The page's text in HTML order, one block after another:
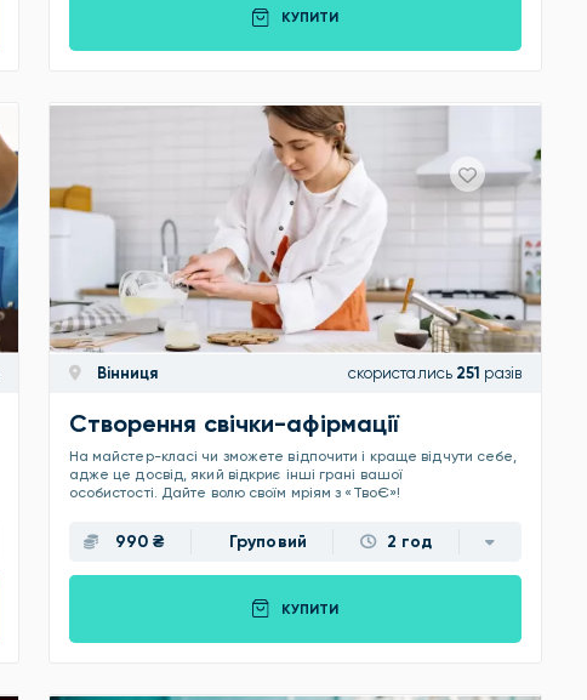
КУПИТИ
Вінниця скористались 251 разів
Створення свічки-афірмації
На майстер-класі чи зможете відпочити і краще відчути себе,
адже це досвід, який відкриє інші грані вашої
особистості. Дайте волю своїм мріям з «ТвоЄ»!
990 ₴ Груповий 2 год
КУПИТИ